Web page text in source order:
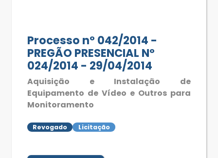
Processo nº 042/2014 -
PREGÃO PRESENCIAL Nº
024/2014 - 29/04/2014
Aquisição e Instalação de
Equipamento de Vídeo e Outros para
Monitoramento
Revogado Licitação